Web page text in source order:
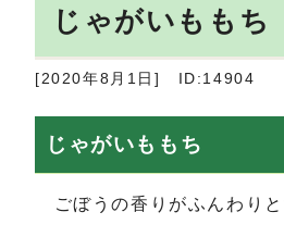
じゃがいももち
[2020年8月1日] ID:14904
じゃがいももち
ごぼうの香りがふんわりと